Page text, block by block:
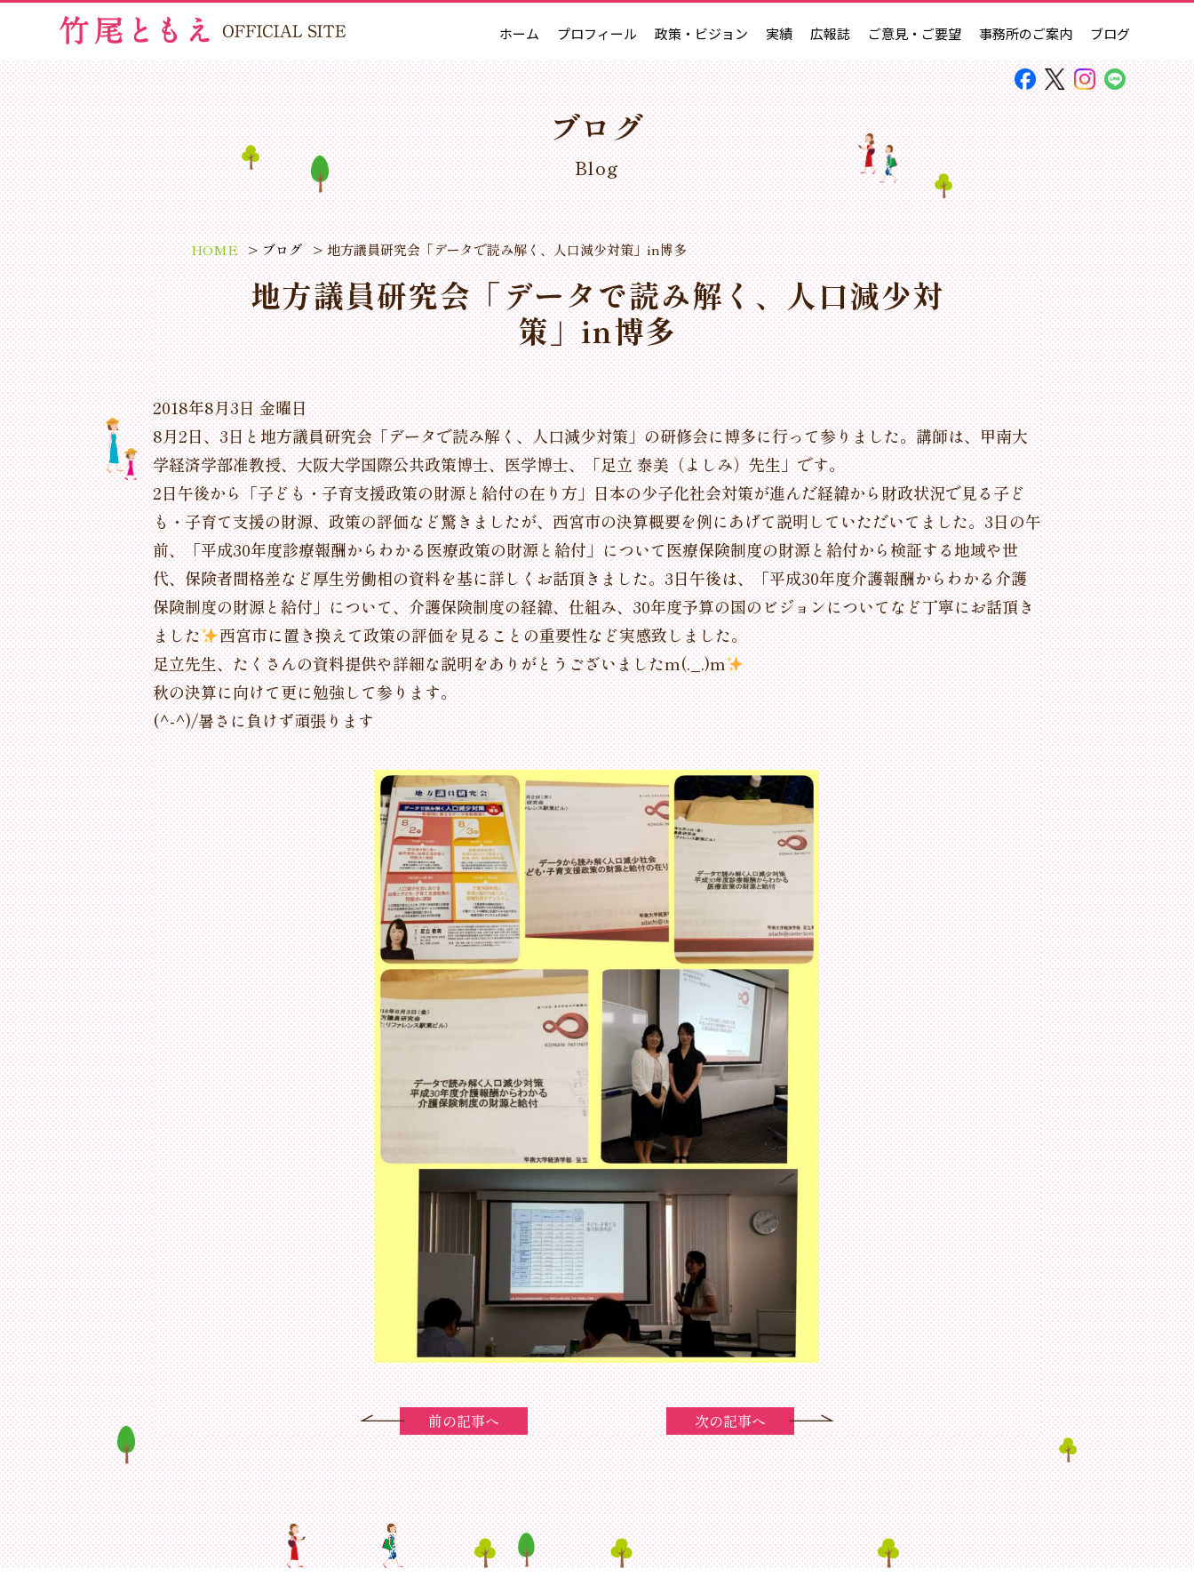
ホーム プロフィール 政策・ビジョン 実績 広報誌 ご意見・ご要望 事務所のご案内 ブログ
ブログ
Blog
HOME ブログ 地方議員研究会「データで読み解く、人口減少対策」in博多
地方議員研究会「データで読み解く、人口減少対
策」in博多
2018年8月3日 金曜日
8月2日、3日と地方議員研究会「データで読み解く、人口減少対策」の研修会に博多に行って参りました。講師は、甲南大
学経済学部准教授、大阪大学国際公共政策博士、医学博士、「足立 泰美（よしみ）先生」です。
2日午後から「子ども・子育支援政策の財源と給付の在り方」日本の少子化社会対策が進んだ経緯から財政状況で見る子ど
も・子育て支援の財源、政策の評価など驚きましたが、西宮市の決算概要を例にあげて説明していただいてました。3日の午
前、「平成30年度診療報酬からわかる医療政策の財源と給付」について医療保険制度の財源と給付から検証する地域や世
代、保険者間格差など厚生労働相の資料を基に詳しくお話頂きました。3日午後は、「平成30年度介護報酬からわかる介護
保険制度の財源と給付」について、介護保険制度の経緯、仕組み、30年度予算の国のビジョンについてなど丁寧にお話頂き
ました
西宮市に置き換えて政策の評価を見ることの重要性など実感致しました。
足立先生、たくさんの資料提供や詳細な説明をありがとうございましたm(._.)m
秋の決算に向けて更に勉強して参ります。
(^-^)/暑さに負けず頑張ります
前の記事へ 次の記事へ